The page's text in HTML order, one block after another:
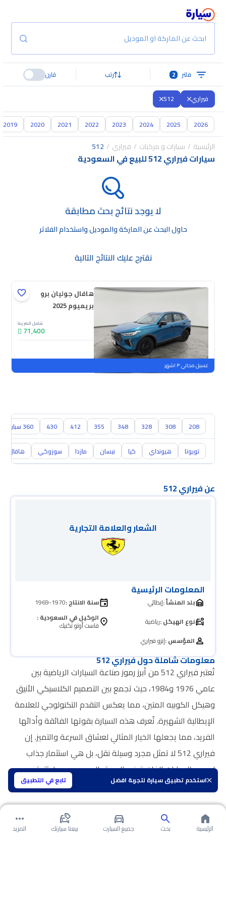
استخدم تطبيق سيارة لتجربة افضل تابع في التطبيق
ابحث عن الماركة او الموديل
فلتر 2 رتب قارن
فيراري 512
2026
2025
2024
2023
2022
2021
2020
2019
الرئيسية سيارات و مركبات فيراري 512
سيارات فيراري 512 للبيع في السعودية
لا يوجد نتائج بحث مطابقة
حاول البحث عن الماركة والموديل واستخدام الفلاتر
نقترح عليك النتائج التالية
هافال جوليان برو
بريميوم 2025
شامل الضريبة
71,400
جديدة
ملوحة
غسيل مجاني ٣ اشهر
208
308
328
348
355
412
430 360 سبايدر
تويوتا هيونداي كيا نيسان مازدا سوزوكي هافال
عن فيراري 512
الشعار والعلامة التجارية
المعلومات الرئيسية
بلد المنشأ :إيطالي سنة الانتاج :1969-1970
نوع الهيكل :رياضية الوكيل في السعودية :
فاست أوتو تكنيك
المؤسس :إنزو فيراري
معلومات شاملة حول فيراري 512
تُعتبر فيراري 512 من أبرز رموز صناعة السيارات الرياضية بين
عامي 1976 و1984، حيث تجمع بين التصميم الكلاسيكي الأنيق
وهيكل الكوبيه المتين، مما يعكس التقدم التكنولوجي للعلامة
الإيطالية الشهيرة. تُعرف هذه السيارة بقوتها الفائقة وأدائها
الفريد، مما يجعلها الخيار المثالي لعشاق السرعة والتميز. إن
فيراري 512 لا تمثل مجرد وسيلة نقل، بل هي استثمار جذاب
لمحبي السيارات الفاخرة في السوق السعودي، حيث تتمتع
بمكانة مرموقة وتعتبر رمزًا للأناقة والأداء العالي.
الرئيسية بحث جميع السيارت بيعنا سيارتك المزيد